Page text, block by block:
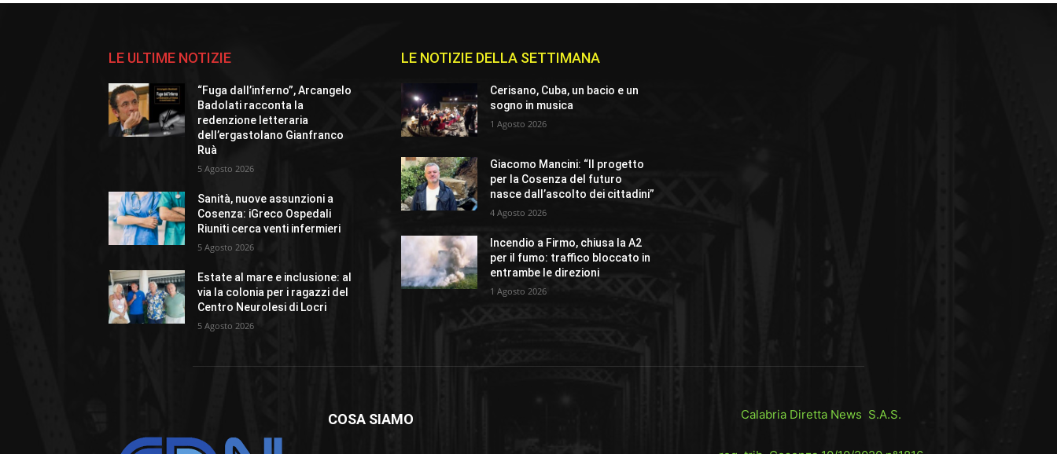
LE ULTIME NOTIZIE
“Fuga dall’inferno”, Arcangelo
Badolati racconta la
redenzione letteraria
dell’ergastolano Gianfranco
Ruà
5 Agosto 2026
Sanità, nuove assunzioni a
Cosenza: iGreco Ospedali
Riuniti cerca venti infermieri
5 Agosto 2026
Estate al mare e inclusione: al
via la colonia per i ragazzi del
Centro Neurolesi di Locri
5 Agosto 2026
LE NOTIZIE DELLA SETTIMANA
Cerisano, Cuba, un bacio e un
sogno in musica
1 Agosto 2026
Giacomo Mancini: “Il progetto
per la Cosenza del futuro
nasce dall’ascolto dei cittadini”
4 Agosto 2026
Incendio a Firmo, chiusa la A2
per il fumo: traffico bloccato in
entrambe le direzioni
1 Agosto 2026
COSA SIAMO Calabria Diretta News S.A.S.